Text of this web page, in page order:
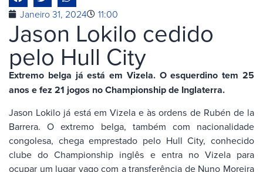
Janeiro 31, 2024 11:00
Jason Lokilo cedido
pelo Hull City
Extremo belga já está em Vizela. O esquerdino tem 25
anos e fez 21 jogos no Championship de Inglaterra.
Jason Lokilo já está em Vizela e às ordens de Rubén de la
Barrera. O extremo belga, também com nacionalidade
congolesa, chega emprestado pelo Hull City, conhecido
clube do Championship inglês e entra no Vizela para
ocupar um lugar vago com a transferência de Nuno Moreira